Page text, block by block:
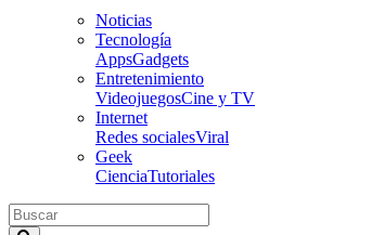
Noticias
Tecnología
AppsGadgets
Entretenimiento
VideojuegosCine y TV
Internet
Redes socialesViral
Geek
CienciaTutoriales